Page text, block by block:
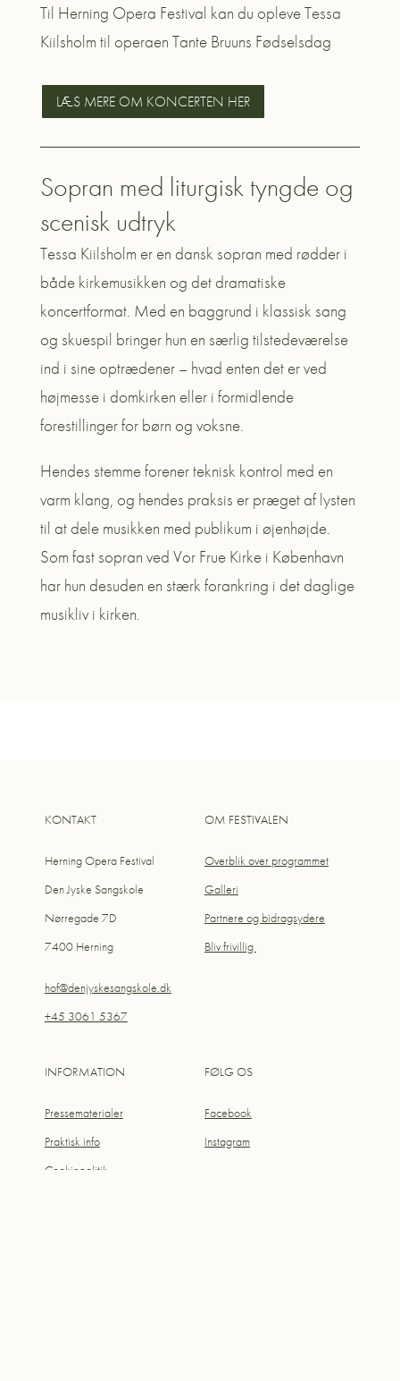
Til Herning Opera Festival kan du opleve Tessa
Kiilsholm til operaen Tante Bruuns Fødselsdag
LÆS MERE OM KONCERTEN HER
Sopran med liturgisk tyngde og
scenisk udtryk
Tessa Kiilsholm er en dansk sopran med rødder i
både kirkemusikken og det dramatiske
koncertformat. Med en baggrund i klassisk sang
og skuespil bringer hun en særlig tilstedeværelse
ind i sine optrædener – hvad enten det er ved
højmesse i domkirken eller i formidlende
forestillinger for børn og voksne.
Hendes stemme forener teknisk kontrol med en
varm klang, og hendes praksis er præget af lysten
til at dele musikken med publikum i øjenhøjde.
Som fast sopran ved Vor Frue Kirke i København
har hun desuden en stærk forankring i det daglige
musikliv i kirken.
KONTAKT
Herning Opera Festival
Den Jyske Sangskole
Nørregade 7D
7400 Herning
hof@denjyskesangskole.dk
+45 3061 5367
OM FESTIVALEN
Overblik over programmet
Galleri
Partnere og bidragsydere
Bliv frivillig
INFORMATION
Pressematerialer
Praktisk info
Cookiepolitik
FØLG OS
Facebook
Instagram